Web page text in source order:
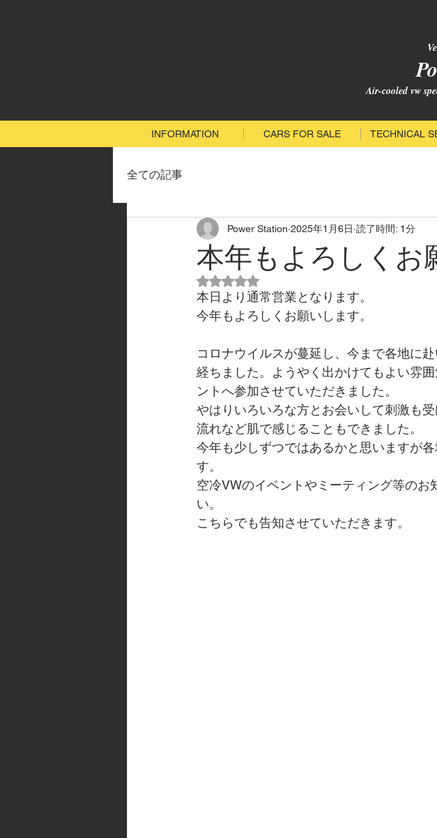
Air-cooled vw
INFORMATION CARS FOR SALE TECHNICAL
全ての記事
本年もよろしくお
Power Station 2025年1月6日 読了時間: 1分
5つ星のうちNaNと評価されています。
本日より通常営業となります。
今年もよろしくお願いします。
コロナウイルスが蔓延し、今まで各地に
経ちました。ようやく出かけてもよい雰
ントへ参加させていただきました。
やはりいろいろな方とお会いして刺激も
流れなど肌で感じることもできました。
今年も少しずつではあるかと思いますが
す。
空冷VWのイベントやミーティング等の
い。
こちらでも告知させていただきます。